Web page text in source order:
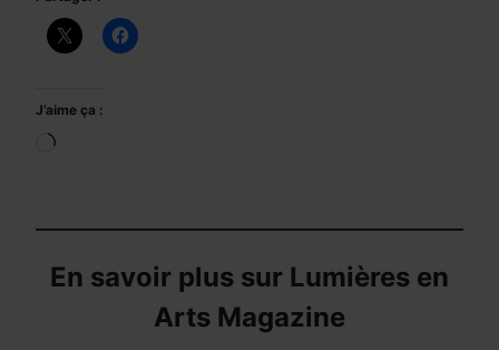
J’aime ça :
Chargement…
En savoir plus sur Lumières en
Arts Magazine